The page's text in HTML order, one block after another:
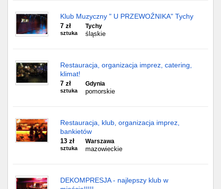
Klub Muzyczny " U PRZEWOŹNIKA" Tychy
7 zł
sztuka
Tychy
śląskie
Restauracja, organizacja imprez, catering,
klimat!
7 zł
sztuka
Gdynia
pomorskie
Restauracja, klub, organizacja imprez,
bankietów
13 zł
sztuka
Warszawa
mazowieckie
DEKOMPRESJA - najlepszy klub w